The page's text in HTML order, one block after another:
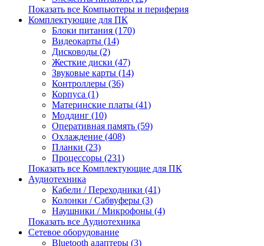
Показать все Компьютеры и периферия
Комплектующие для ПК
Блоки питания (170)
Видеокарты (14)
Дисководы (2)
Жесткие диски (47)
Звуковые карты (14)
Контроллеры (36)
Корпуса (1)
Материнские платы (41)
Моддинг (10)
Оперативная память (59)
Охлаждение (408)
Планки (23)
Процессоры (231)
Показать все Комплектующие для ПК
Аудиотехника
Кабели / Переходники (41)
Колонки / Сабвуферы (3)
Наушники / Микрофоны (4)
Показать все Аудиотехника
Сетевое оборудование
Bluetooth адаптеры (3)